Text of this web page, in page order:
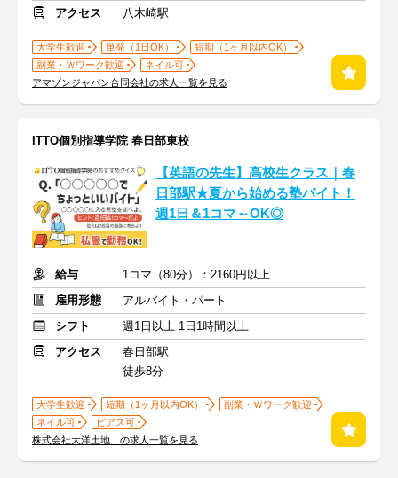
アクセス
八木崎駅
大学生歓迎 単発（1日OK）
短期（1ヶ月以内OK）
副業・Ｗワーク歓迎
ネイル可
アマゾンジャパン合同会社の求人一覧を見る
ITTO個別指導学院 春日部東校
【英語の先生】高校生クラス｜春
日部駅★夏から始める塾バイト！
週1日＆1コマ～OK◎
給与
1コマ（80分）：2160円以上
雇用形態
アルバイト・パート
シフト
週1日以上 1日1時間以上
アクセス
春日部駅
徒歩8分
大学生歓迎 短期（1ヶ月以内OK）
副業・Ｗワーク歓迎
ネイル可
ピアス可
株式会社大洋土地ｉの求人一覧を見る